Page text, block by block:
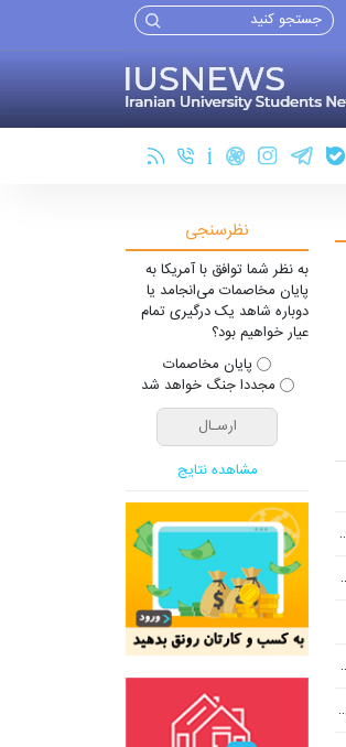
نظرسنجی
به نظر شما توافق با آمریکا به
پایان مخاصمات می‌انجامد یا
دوباره شاهد یک درگیری تمام
عیار خواهیم بود؟
پایان مخاصمات
مجددا جنگ خواهد شد
مشاهده نتایج